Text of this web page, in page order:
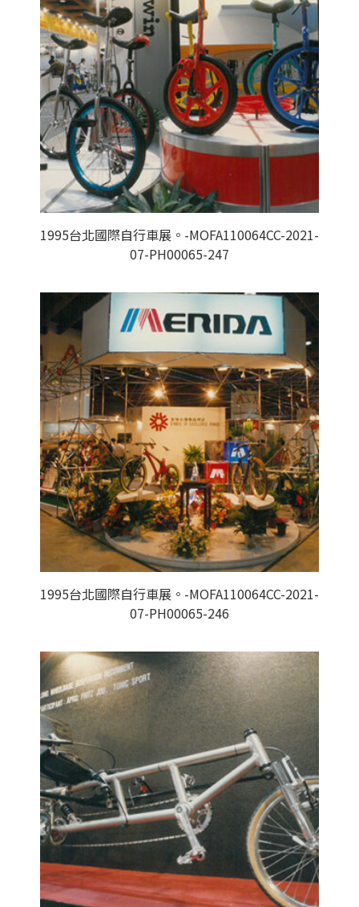
1995台北國際自行車展。-MOFA110064CC-2021-
07-PH00065-247
1995台北國際自行車展。-MOFA110064CC-2021-
07-PH00065-246